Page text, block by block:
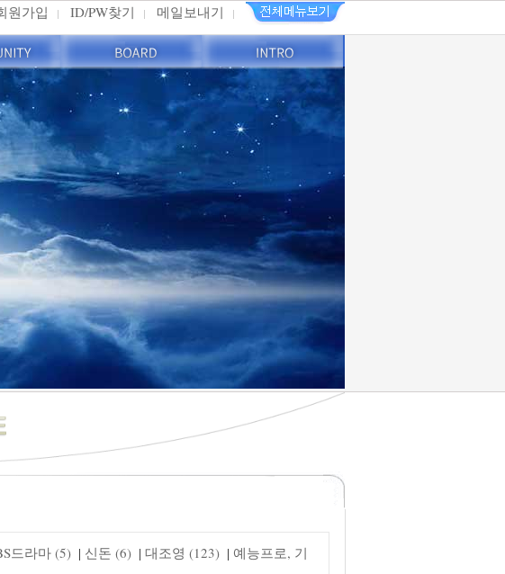
원가입 ID/PW찾기 메일보내기
드라마 (5) | 신돈 (6) | 대조영 (123) | 예능프로, 기